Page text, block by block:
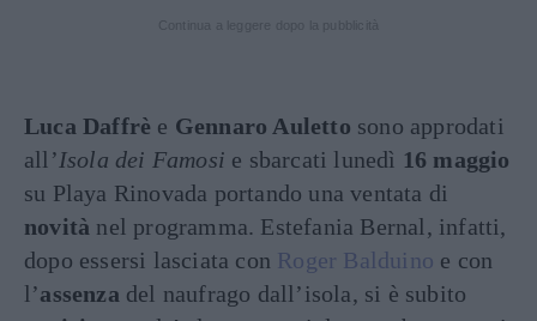
Luca Daffrè e Gennaro Auletto sono approdati
all’Isola dei Famosi e sbarcati lunedì 16 maggio
su Playa Rinovada portando una ventata di
novità nel programma. Estefania Bernal, infatti,
dopo essersi lasciata con Roger Balduino e con
l’assenza del naufrago dall’isola, si è subito